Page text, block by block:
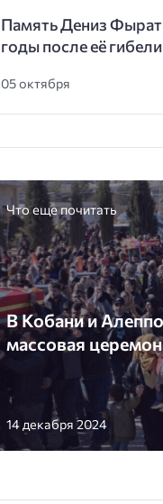
Память Дениз Фырат
годы после её
05 октября
Что еще почитать
В Кобани и
массовая
14 декабря 2024